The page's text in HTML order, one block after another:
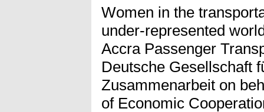
Women in the
under-represented
Accra Passenger
Deutsche Gesellschaft
Zusammenarbeit on
of Economic